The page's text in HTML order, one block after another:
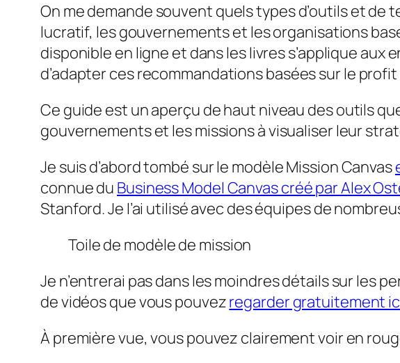
On me demande souvent quels types d’outils et
lucratif, les gouvernements et les organisations
disponible en ligne et dans les livres s’applique
d’adapter ces recommandations basées sur le
Ce guide est un aperçu de haut niveau des outils
gouvernements et les missions à visualiser leur
Je suis d’abord tombé sur le modèle Mission Canvas
connue du Business Model Canvas créé par Alex
Stanford. Je l’ai utilisé avec des équipes de
Toile de modèle de mission
Je n’entrerai pas dans les moindres détails sur les
de vidéos que vous pouvezregarder gratuitement
À première vue, vous pouvez clairement voir en